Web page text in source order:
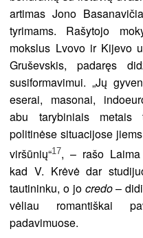
artimas Jono
tyrimams. Rašytojo
mokslus Lvovo ir Kijevo
Gruševskis, padaręs
susiformavimui. „Jų
eserai, masonai,
abu tarybiniais metais
politinėse situacijose
viršūnių“17, – rašo Laima
kad V. Krėvė dar
tautininku, o jo credo–
vėliau romantiškai
padavimuose.